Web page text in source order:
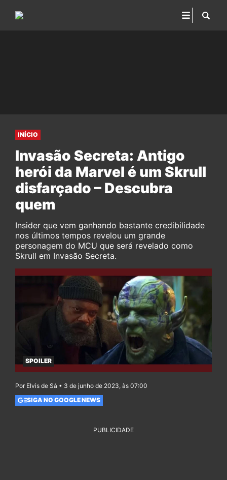
INÍCIO
Invasão Secreta: Antigo
herói da Marvel é um Skrull
disfarçado – Descubra
quem
Insider que vem ganhando bastante credibilidade
nos últimos tempos revelou um grande
personagem do MCU que será revelado como
Skrull em Invasão Secreta.
SPOILER
Por Elvis de Sá • 3 de junho de 2023, às 07:00
SIGA NO GOOGLE NEWS
PUBLICIDADE